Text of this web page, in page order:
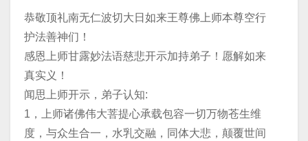
恭敬顶礼南无仁波切大日如来王尊佛上师本尊空行
护法善神们！
感恩上师甘露妙法语慈悲开示加持弟子！愿解如来
真实义！
闻思上师开示，弟子认知:
1，上师诸佛伟大菩提心承载包容一切万物苍生维
度，与众生合一，水乳交融，同体大悲，颠覆世间